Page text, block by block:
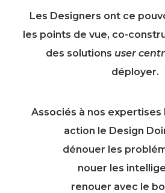
Les Designers ont ce
les points de vue, co-
des solutions user
déployer.
Associés à nos expertises
action le Design
dénouer les
nouer les
renouer avec le